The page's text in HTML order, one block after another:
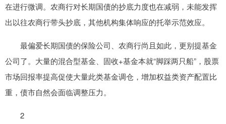
在进行微调。农商行对长期国债的抄底力度也在减弱，未能发挥
出以往农商行带头抄底，其他机构集体响应的托举示范效应。
最偏爱长期国债的保险公司、农商行尚且如此，更别提基金
公司了。大量的混合型基金、固收+基金本就“脚踩两只船”，股票
市场回报率提高促使大量此类基金调仓，增加权益类资产配置比
重，债市自然会面临调整压力。
2